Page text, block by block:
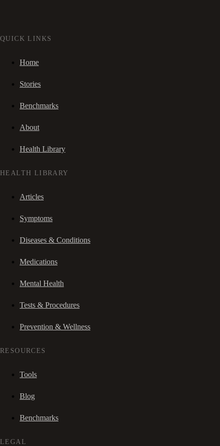
QUICK LINKS
Home
Stories
Benchmarks
About
Health Library
HEALTH LIBRARY
Articles
Symptoms
Diseases & Conditions
Medications
Mental Health
Tests & Procedures
Prevention & Wellness
RESOURCES
Tools
Blog
Benchmarks
LEGAL